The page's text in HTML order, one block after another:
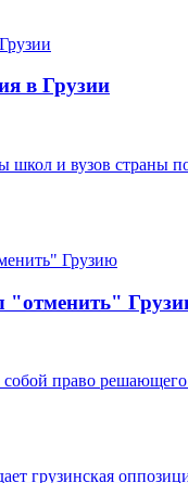
в Грузии
школ и вузов страны
"отменить"
собой право